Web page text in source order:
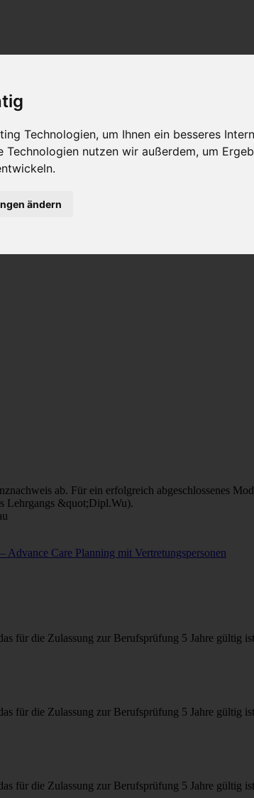
Technologien, um Ihnen ein besseres
Technologien nutzen wir außerdem, um
ändern
ab. Für ein erfolgreich abgeschlossenes
Lehrgangs &quot;Dipl.Wu).
Care Planning mit Vertretungspersonen
für die Zulassung zur Berufsprüfung 5 Jahre gültig
für die Zulassung zur Berufsprüfung 5 Jahre gültig
für die Zulassung zur Berufsprüfung 5 Jahre gültig